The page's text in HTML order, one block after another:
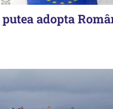
adopta